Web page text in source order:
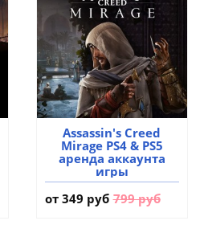
Assassin's Creed
Mirage PS4 & PS5
аренда аккаунта
игры
от 349 руб 799 руб